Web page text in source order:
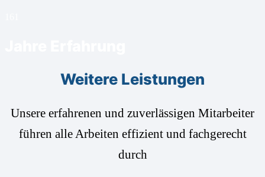
Weitere Leistungen
Unsere erfahrenen und zuverlässigen Mitarbeiter
führen alle Arbeiten effizient und fachgerecht
durch